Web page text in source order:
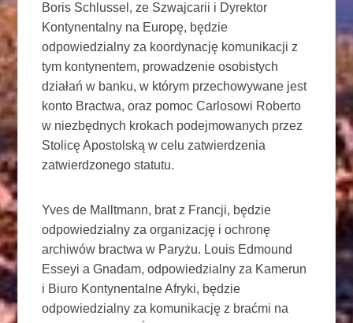
Boris Schlussel, ze Szwajcarii i Dyrektor
Kontynentalny na Europę, będzie
odpowiedzialny za koordynację komunikacji z
tym kontynentem, prowadzenie osobistych
działań w banku, w którym przechowywane jest
konto Bractwa, oraz pomoc Carlosowi Roberto
w niezbędnych krokach podejmowanych przez
Stolicę Apostolską w celu zatwierdzenia
zatwierdzonego statutu.
Yves de Malltmann, brat z Francji, będzie
odpowiedzialny za organizację i ochronę
archiwów bractwa w Paryżu. Louis Edmound
Esseyi a Gnadam, odpowiedzialny za Kamerun
i Biuro Kontynentalne Afryki, będzie
odpowiedzialny za komunikację z braćmi na